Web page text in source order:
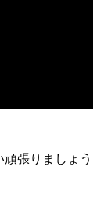
張りましょ